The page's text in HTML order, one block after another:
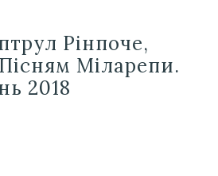
Рінпоче,
Міларепи.
2018